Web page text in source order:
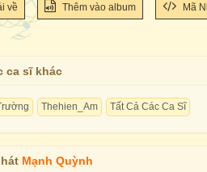
về Thêm vào album Mã
ca sĩ khác
Thehien_Am Tất Cả Các Ca Sĩ
Mạnh Quỳnh